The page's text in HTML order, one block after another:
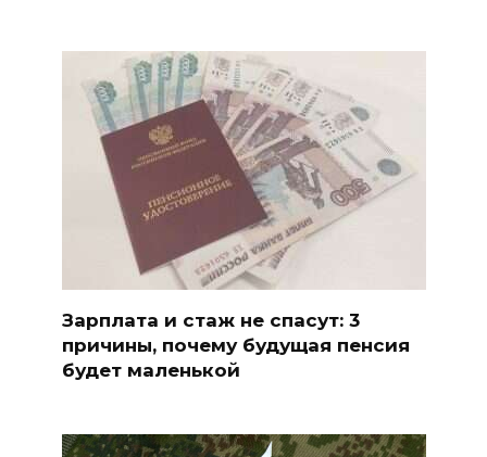
Зарплата и стаж не спасут: 3
причины, почему будущая пенсия
будет маленькой